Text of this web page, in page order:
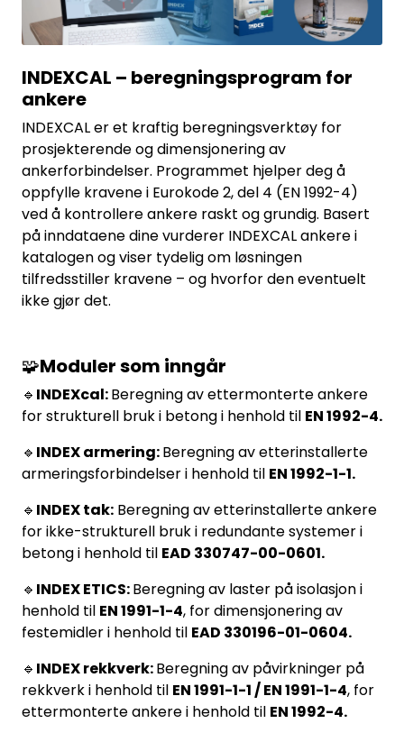
INDEXCAL – beregningsprogram for
ankere
INDEXCAL er et kraftig beregningsverktøy for
prosjekterende og dimensjonering av
ankerforbindelser. Programmet hjelper deg å
oppfylle kravene i Eurokode 2, del 4 (EN 1992-4)
ved å kontrollere ankere raskt og grundig. Basert
på inndataene dine vurderer INDEXCAL ankere i
katalogen og viser tydelig om løsningen
tilfredsstiller kravene – og hvorfor den eventuelt
ikke gjør det.
🧩Modulersom inngår
🔹 INDEXcal:Beregning av ettermonterte ankere
for strukturell bruk i betong i henhold til EN 1992-4.
🔹 INDEX armering:Beregning av etterinstallerte
armeringsforbindelser i henhold til EN 1992-1-1.
🔹 INDEX tak: Beregning av etterinstallerte ankere
for ikke-strukturell bruk i redundante systemer i
betong i henhold til EAD 330747-00-0601.
🔹 INDEX ETICS:Beregning av laster på isolasjon i
henhold til EN 1991-1-4, for dimensjonering av
festemidler i henhold til EAD 330196-01-0604.
🔹 INDEX rekkverk:Beregning av påvirkninger på
rekkverk i henhold til EN 1991-1-1 / EN 1991-1-4, for
ettermonterte ankere i henhold til EN 1992-4.